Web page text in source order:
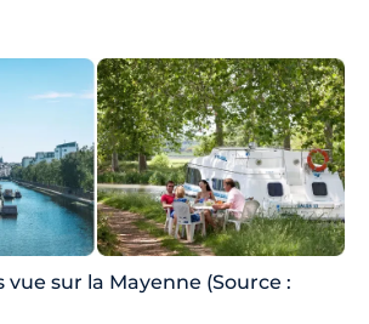
sur la Mayenne (Source :